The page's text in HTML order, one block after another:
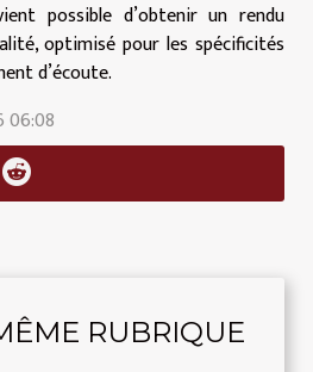
RUBRIQUE
possible d’obtenir un rendu
optimisé pour les spécificités
d’écoute.
06:08